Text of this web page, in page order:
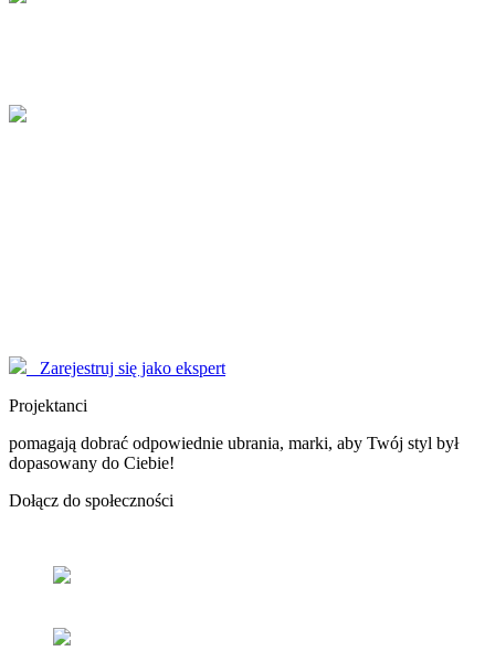
Zarejestruj się jako ekspert
Projektanci
pomagają dobrać odpowiednie ubrania, marki, aby Twój styl był
dopasowany do Ciebie!
Dołącz do społeczności